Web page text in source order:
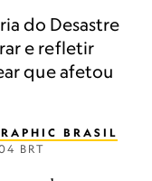
do Desastre
e refletir
que afetou
BRASIL
BRT